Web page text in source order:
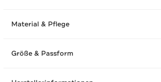
Material & Pflege
Größe & Passform